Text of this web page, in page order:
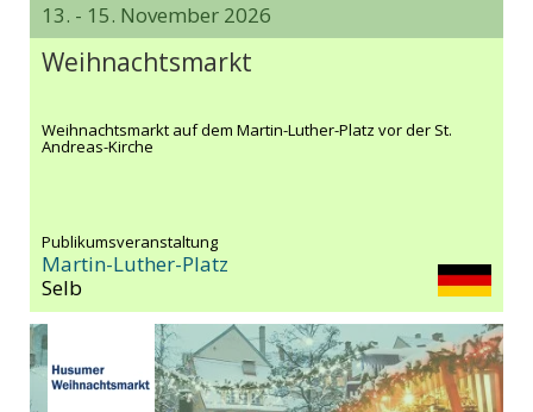
13. - 15. November 2026
Weihnachtsmarkt
Weihnachtsmarkt auf dem Martin-Luther-Platz vor der St.
Andreas-Kirche
Publikumsveranstaltung
Martin-Luther-Platz
Selb